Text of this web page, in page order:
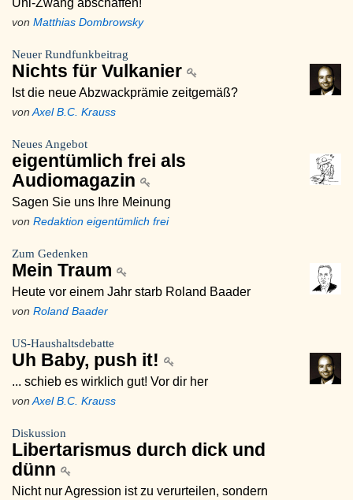
Uni-Zwang abschaffen!
von Matthias Dombrowsky
Neuer Rundfunkbeitrag
Nichts für Vulkanier
Ist die neue Abzwackprämie zeitgemäß?
von Axel B.C. Krauss
Neues Angebot
eigentümlich frei als
Audiomagazin
Sagen Sie uns Ihre Meinung
von Redaktion eigentümlich frei
Zum Gedenken
Mein Traum
Heute vor einem Jahr starb Roland Baader
von Roland Baader
US-Haushaltsdebatte
Uh Baby, push it!
... schieb es wirklich gut! Vor dir her
von Axel B.C. Krauss
Diskussion
Libertarismus durch dick und
dünn
Nicht nur Agression ist zu verurteilen, sondern